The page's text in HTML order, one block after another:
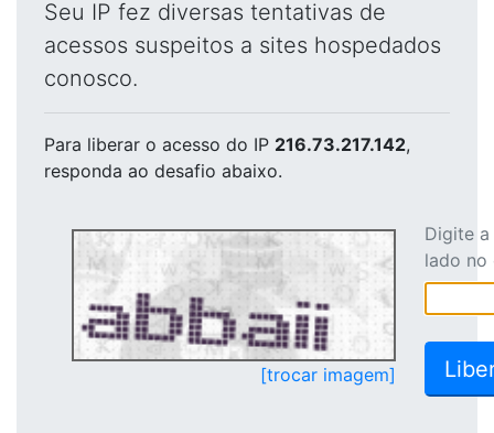
Seu IP fez diversas tentativas de
acessos suspeitos a sites hospedados
conosco.
Para liberar o acesso do IP 216.73.217.142,
responda ao desafio abaixo.
[trocar imagem]
Digite
lado no